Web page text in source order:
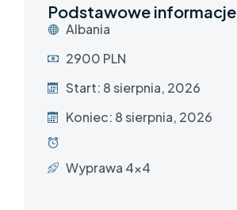
Podstawowe informacje
Albania
2900 PLN
Start: 8 sierpnia, 2026
Koniec: 8 sierpnia, 2026
Wyprawa 4x4